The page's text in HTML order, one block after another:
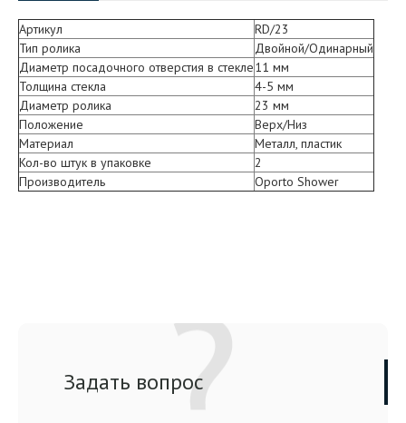
Артикул
RD/23
Тип ролика
Двойной/Одинарный
Диаметр посадочного отверстия в стекле11 мм
Толщина стекла
4-5 мм
Диаметр ролика
23 мм
Положение
Верх/Низ
Материал
Металл, пластик
Кол-во штук в упаковке
2
Производитель
Oporto Shower
Задать вопрос